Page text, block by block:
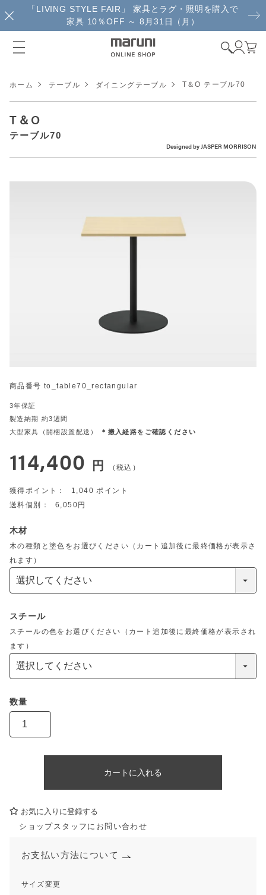
「LIVING STYLE FAIR」 家具とラグ・照明を購入で
家具 10％OFF ～ 8月31日（月）
ホーム テーブル ダイニングテーブル T＆O テーブル70
T＆O
テーブル70
Designed byJASPER MORRISON
商品番号 to_table70_rectangular
3年保証
製造納期 約3週間
大型家具（開梱設置配送）
＊搬入経路をご確認ください
114,400 税込
1,040
6,050
木材
木の種類と塗色をお選びください（カート追加後に最終価格が表示さ
れます）
スチール
スチールの色をお選びください（カート追加後に最終価格が表示され
ます）
お気に入りに登録する
カートに入れる
ショップスタッフにお問い合わせ
サイズ変更
お支払い方法について